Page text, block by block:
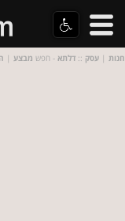
חנות | עסק :: דלתא - חפש מבצע |